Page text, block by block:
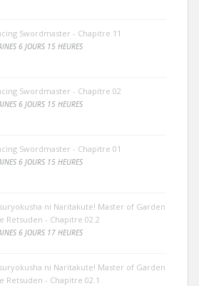
Swordmaster - Chapitre 11
6 JOURS 15 HEURES
Swordmaster - Chapitre 02
6 JOURS 15 HEURES
Swordmaster - Chapitre 01
6 JOURS 15 HEURES
ni Naritakute! Master of Garden
Retsuden - Chapitre 02.2
6 JOURS 17 HEURES
ni Naritakute! Master of Garden
Retsuden - Chapitre 02.1